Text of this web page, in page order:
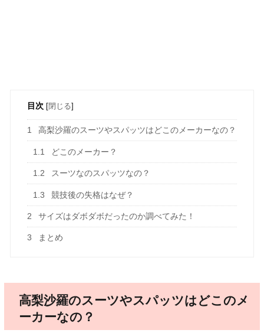
目次 [閉じる]
1 高梨沙羅のスーツやスパッツはどこのメーカーなの？
1.1 どこのメーカー？
1.2 スーツなのスパッツなの？
1.3 競技後の失格はなぜ？
2 サイズはダボダボだったのか調べてみた！
3 まとめ
高梨沙羅のスーツやスパッツはどこのメ
ーカーなの？